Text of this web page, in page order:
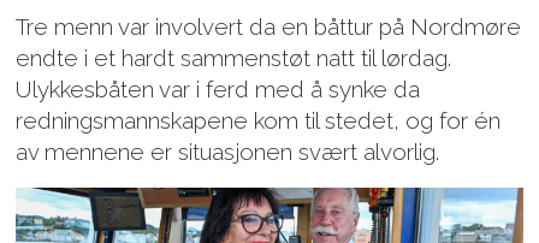
Tre menn var involvert da en båttur på Nordmøre
endte i et hardt sammenstøt natt til lørdag.
Ulykkesbåten var i ferd med å synke da
redningsmannskapene kom til stedet, og for én
av mennene er situasjonen svært alvorlig.